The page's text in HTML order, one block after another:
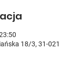
18/3, 31-021